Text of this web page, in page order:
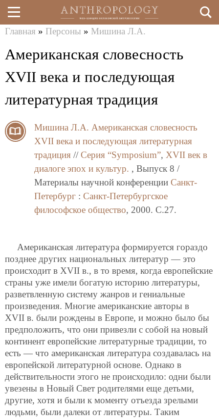
Перейти
к
здесь
Главная » Персоны » Мишина Л.А.
Американская словесность
XVII века и последующая
литературная традиция
Мишина Л.А. Американская словесность
XVII века и последующая литературная
традиция // Серия “Symposium”, XVII век в
диалоге эпох и культур. , Выпуск 8 /
Материалы научной конференции Санкт-
Петербург : Санкт-Петербургское
философское общество, 2000. C.27.
Американская литература формируется гораздо
позднее других национальных литератур — это
происходит в XVII в., в то время, когда европейские
страны уже имели богатую историю литературы,
разветвленную систему жанров и гениальные
произведения. Многие американские авторы в
XVII в. были рождены в Европе, и можно было бы
предположить, что они привезли с собой на новый
континент европейские литературные традиции, то
есть — что американская литература создавалась на
европейской литературной основе. Однако в
действительности этого не происходило: одни были
увезены в Новый Свет родителями еще детьми,
другие, хотя и были к моменту отъезда зрелыми
людьми, были далеки от литературы. Таким